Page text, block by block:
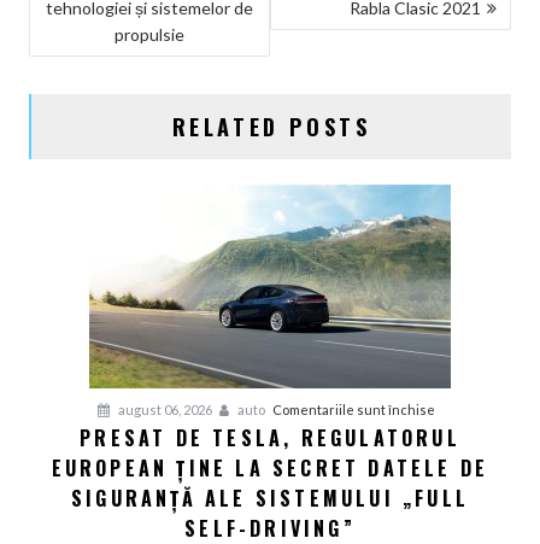
tehnologiei și sistemelor de
propulsie
Rabla Clasic 2021
RELATED POSTS
august 06, 2026 auto Comentariile sunt închise
Presat
de
Tesla,
PRESAT DE TESLA, REGULATORUL
EUROPEAN ȚINE LA SECRET DATELE DE
SIGURANȚĂ ALE SISTEMULUI „FULL
SELF-DRIVING”